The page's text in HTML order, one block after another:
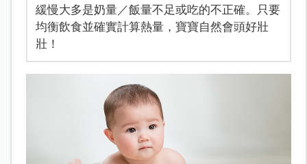
緩慢大多是奶量／飯量不足或吃的不正確。只要
均衡飲食並確實計算熱量，寶寶自然會頭好壯
壯！